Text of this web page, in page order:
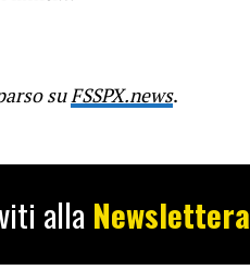
suFSSPX.news.
alla Newslettera